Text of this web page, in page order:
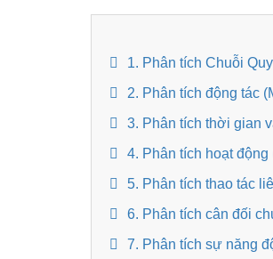
1. Phân tích Chuỗi
2. Phân tích động tác
3. Phân tích thời gian
4. Phân tích hoạt
5. Phân tích thao tác
6. Phân tích cân đối
7. Phân tích sự năng